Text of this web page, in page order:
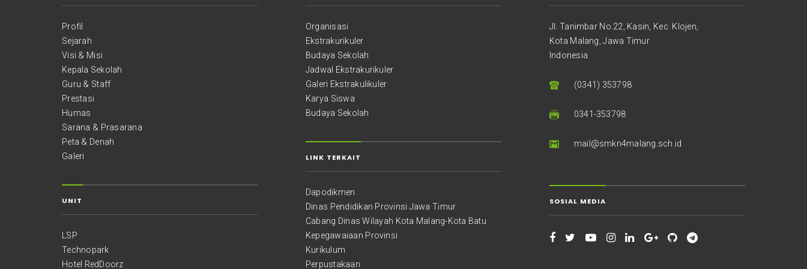
Profil
Sejarah
Visi & Misi
Kepala Sekolah
Guru & Staff
Prestasi
Humas
Sarana & Prasarana
Peta & Denah
Galeri
UNIT
LSP
Technopark
Hotel RedDoorz
Organisasi
Ekstrakurikuler
Budaya Sekolah
Jadwal Ekstrakurikuler
Galeri Ekstrakulikuler
Karya Siswa
Budaya Sekolah
LINK TERKAIT
Dapodikmen
Dinas Pendidikan Provinsi Jawa Timur
Cabang Dinas Wilayah Kota Malang-Kota Batu
Kepegawaiaan Provinsi
Kurikulum
Perpustakaan
Jl. Tanimbar No.22, Kasin, Kec. Klojen,
Kota Malang, Jawa Timur
Indonesia
(0341) 353798
0341-353798
mail@smkn4malang.sch.id
SOSIAL MEDIA